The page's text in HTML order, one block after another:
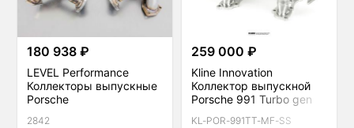
180 938 ₽
LEVEL Performance
Коллекторы выпускные
Porsche
2842
259 000 ₽
Kline Innovation
Коллектор выпускной
Porsche 991 Turbo gen
KL-POR-991TT-MF-SS